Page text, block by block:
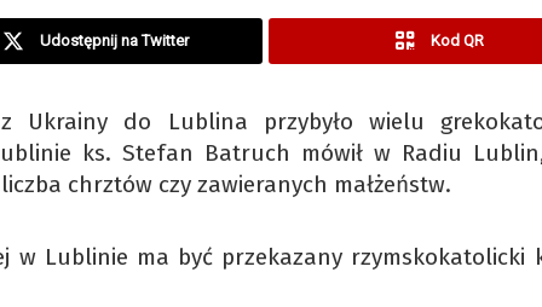
Udostępnij na Twitter Kod QR
Ukrainy do Lublina przybyło wielu
ks. Stefan Batruch mówił w Radiu
chrztów czy zawieranych małżeństw.
Lublinie ma być przekazany rzymskokatolicki